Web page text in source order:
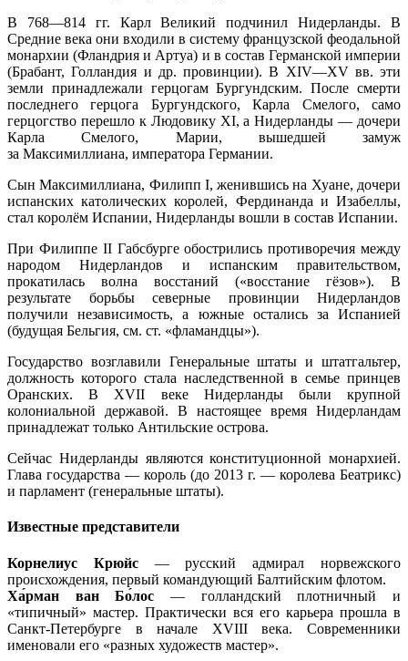
В 768—814 гг. Карл Великий подчинил Нидерланды. В
Средние века они входили в систему французской феодальной
монархии (Фландрия и Артуа) и в состав Германской империи
(Брабант, Голландия и др. провинции). В XIV—XV вв. эти
земли принадлежали герцогам Бургундским. После смерти
последнего герцога Бургундского, Карла Смелого, само
герцогство перешло к Людовику XI, а Нидерланды — дочери
Карла Смелого, Марии, вышедшей замуж
за Максимиллиана, императора Германии.
Сын Максимиллиана, Филипп I, женившись на Хуане, дочери
испанских католических королей, Фердинанда и Изабеллы,
стал королём Испании, Нидерланды вошли в состав Испании.
При Филиппе II Габсбурге обострились противоречия между
народом Нидерландов и испанским правительством,
прокатилась волна восстаний («восстание гёзов»). В
результате борьбы северные провинции Нидерландов
получили независимость, а южные остались за Испанией
(будущая Бельгия, см. ст. «фламандцы»).
Государство возглавили Генеральные штаты и штатгальтер,
должность которого стала наследственной в семье принцев
Оранских. В XVII веке Нидерланды были крупной
колониальной державой. В настоящее время Нидерландам
принадлежат только Антильские острова.
Сейчас Нидерланды являются конституционной монархией.
Глава государства — король (до 2013 г. — королева Беатрикс)
и парламент (генеральные штаты).
Известные представители
Корнелиус Крюйс— русский адмирал норвежского
происхождения, первый командующий Балтийским флотом.
Ха́рман ван Бо́лос — голландский плотничный и
«типичный» мастер. Практически вся его карьера прошла в
Санкт-Петербурге в начале XVIII века. Современники
именовали его «разных художеств мастер».